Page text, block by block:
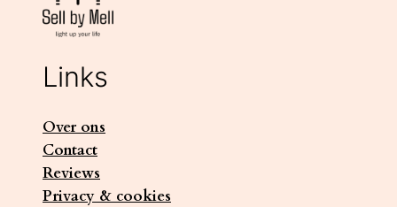
Links
Over ons
Contact
Reviews
Privacy & cookies